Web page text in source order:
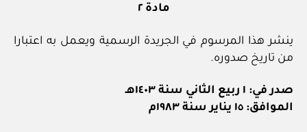
مادة ٢
ينشر هذا المرسوم في الجريدة الرسمية ويعمل به اعتبارا
من تاريخ صدوره.
صدر في: ١ ربيع الثاني سنة ١٤٠٣هـ
الموافق: ١٥ يناير سنة ١٩٨٣م